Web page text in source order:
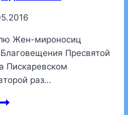
Жен-мироносиц
Пресвятой
Пискаревском
раз…